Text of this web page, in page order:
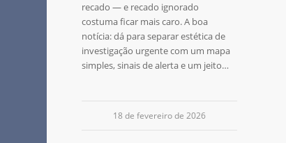
recado — e recado ignorado
costuma ficar mais caro. A boa
notícia: dá para separar estética de
investigação urgente com um mapa
simples, sinais de alerta e um jeito…
18 de fevereiro de 2026